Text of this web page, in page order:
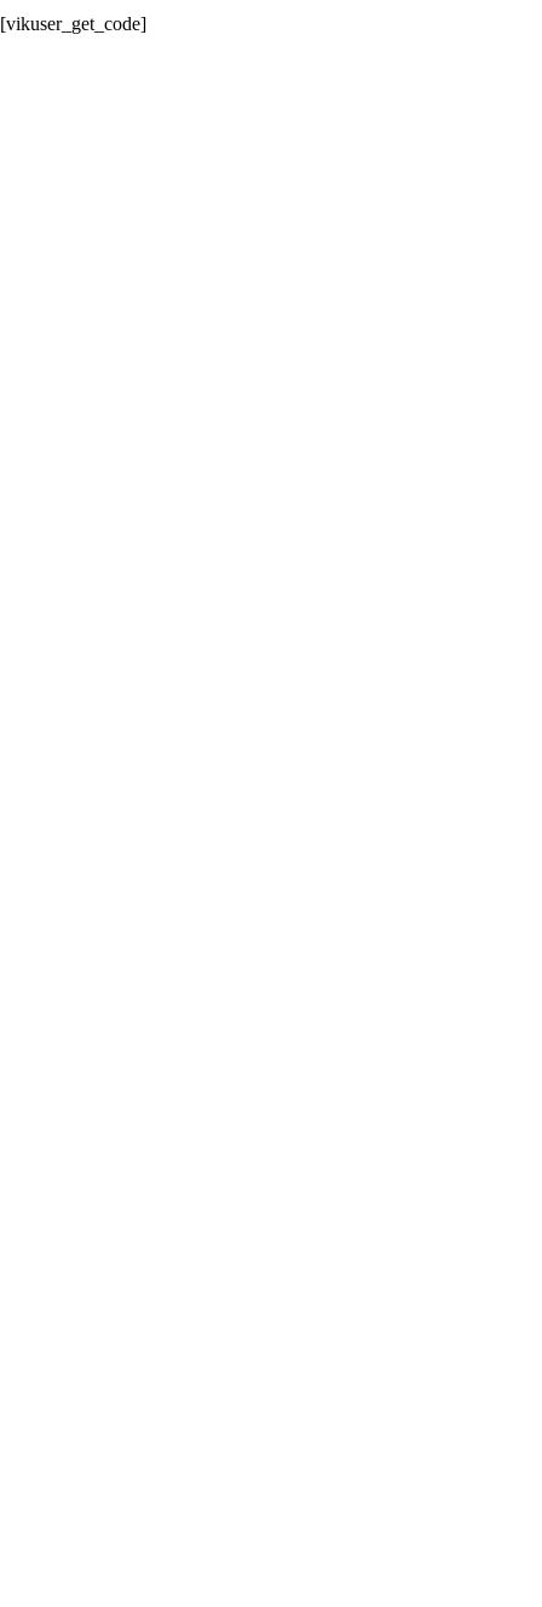
[vikuser_get_code]